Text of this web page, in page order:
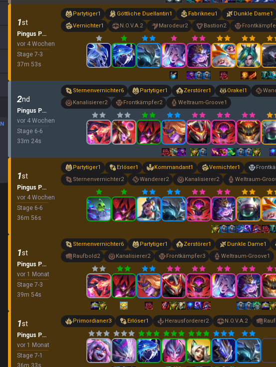
1st
Pingus Party
vor 4 Wochen
Stage 7-3
37m 53s
Partytiger1 Göttliche Duellantin1 Fabrikneu1 Dunkle Dame1
Vernichter1 N.O.V.A.2 Marodeur2 Bastion2
2nd
Pingus Party
vor 4 Wochen
Stage 6-6
33m 24s
Sternenvernichter6 Partytiger1 Zerstörer1 Orakel1
Kanalisierer2 Frontkämpfer2 Weltraum-Groove1
1st
Pingus Party
vor 4 Wochen
Stage 6-6
36m 56s
Partytiger1 Erlöser1 Kommandant1 Vernichter1
Sternenvernichter2 Wanderer2 Kanalisierer2 Weltraum-
1st
Pingus Party
vor 1 Monat
Stage 7-3
39m 54s
Sternenvernichter6 Partytiger1 Zerstörer1 Dunkle Dame1
Raufbold2 Kanalisierer2 Frontkämpfer3 Weltraum-Groove1
1st
Pingus Party
vor 1 Monat
Stage 7-1
36m 33s
Primordianer3 Erlöser1 Herausforderer2 N.O.V.A.2